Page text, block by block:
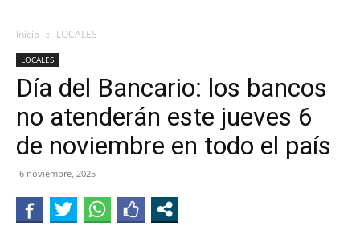
Inicio LOCALES
LOCALES
Día del Bancario: los bancos
no atenderán este jueves 6
de noviembre en todo el país
6 noviembre, 2025